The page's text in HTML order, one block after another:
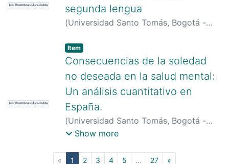
No Thumbnail Available
segunda lengua
(Universidad Santo Tomás, Bogotá -
No Thumbnail Available
Item type:
Item,
Consecuencias de la soledad
no deseada en la salud mental:
Un análisis cuantitativo en
España.
(Universidad Santo Tomás, Bogotá -
Colombia)Tahull Fort, Joan
Show more
« 1 (current)
2 3 4 5 ... 27 »